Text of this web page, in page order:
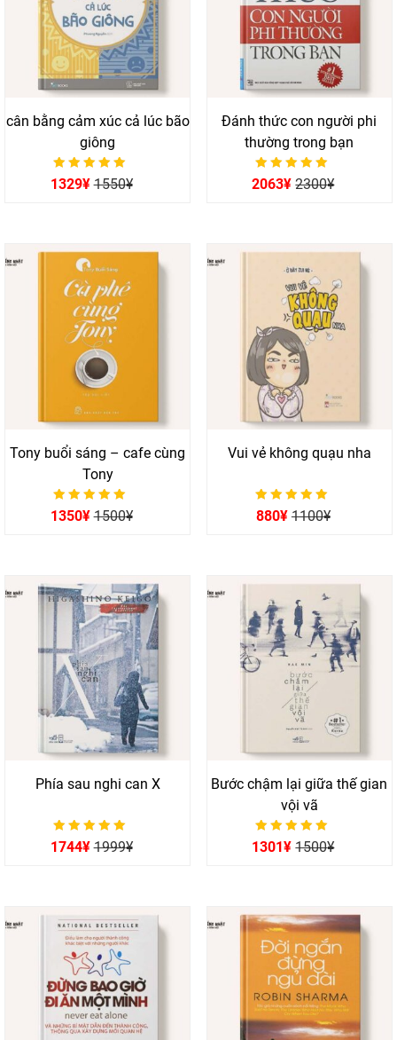
cân bằng cảm xúc cả lúc bão
giông
Được xếp hạng
0
1329¥ 1550¥
Đánh thức con người phi
thường trong bạn
Được xếp hạng
0
2063¥ 2300¥
Tony buổi sáng – cafe cùng
Tony
Được xếp hạng
0
1350¥ 1500¥
Vui vẻ không quạu nha
Được xếp hạng
0
880¥ 1100¥
Phía sau nghi can X
Được xếp hạng
0
1744¥ 1999¥
Bước chậm lại giữa thế gian
vội vã
Được xếp hạng
0
1301¥ 1500¥